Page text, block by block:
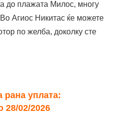
до плажата Милос, многу
Агиос Никитас ќе можете
по желба, доколку сте
рана уплата:
28/02/2026